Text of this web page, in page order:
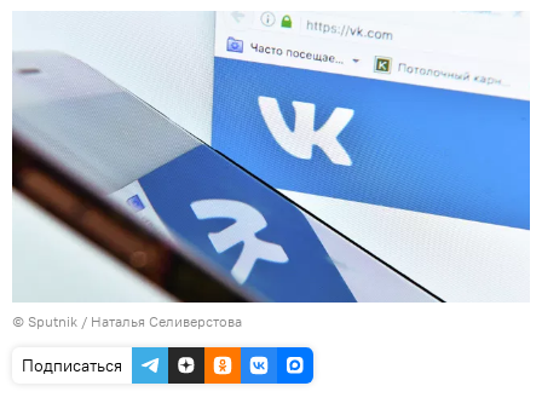
© Sputnik / Наталья Селиверстова
Подписаться